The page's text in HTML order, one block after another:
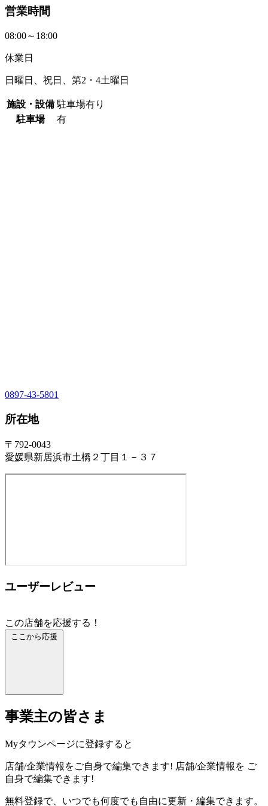
営業時間
08:00～18:00
休業日
日曜日、祝日、第2・4土曜日
施設・設備 駐車場有り
駐車場
有
0897-43-5801
所在地
〒792-0043
愛媛県新居浜市土橋２丁目１－３７
ユーザーレビュー
この店舗を応援する！
ここから応援
事業主の皆さま
Myタウンページに登録すると
店舗/企業情報をご自身で編集できます! 店舗/企業情報を ご
自身で編集できます!
無料登録で、いつでも何度でも自由に更新・編集できます。